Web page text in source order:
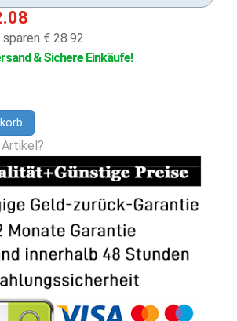
sparen € 28.92
& Sichere Einkäufe!